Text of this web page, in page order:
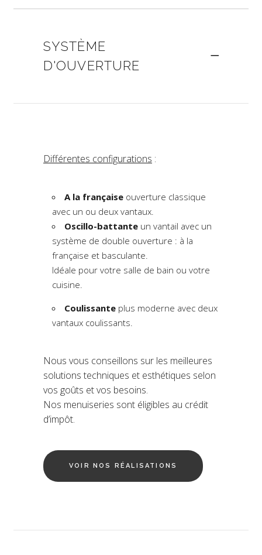
SYSTÈME
D'OUVERTURE
Différentes configurations :
A la française ouverture classique
avec un ou deux vantaux.
Oscillo-battante un vantail avec un
système de double ouverture : à la
française et basculante.
Idéale pour votre salle de bain ou votre
cuisine.
Coulissante plus moderne avec deux
vantaux coulissants.
Nous vous conseillons sur les meilleures
solutions techniques et esthétiques selon
vos goûts et vos besoins.
Nos menuiseries sont éligibles au crédit
d’impôt.
VOIR NOS RÉALISATIONS